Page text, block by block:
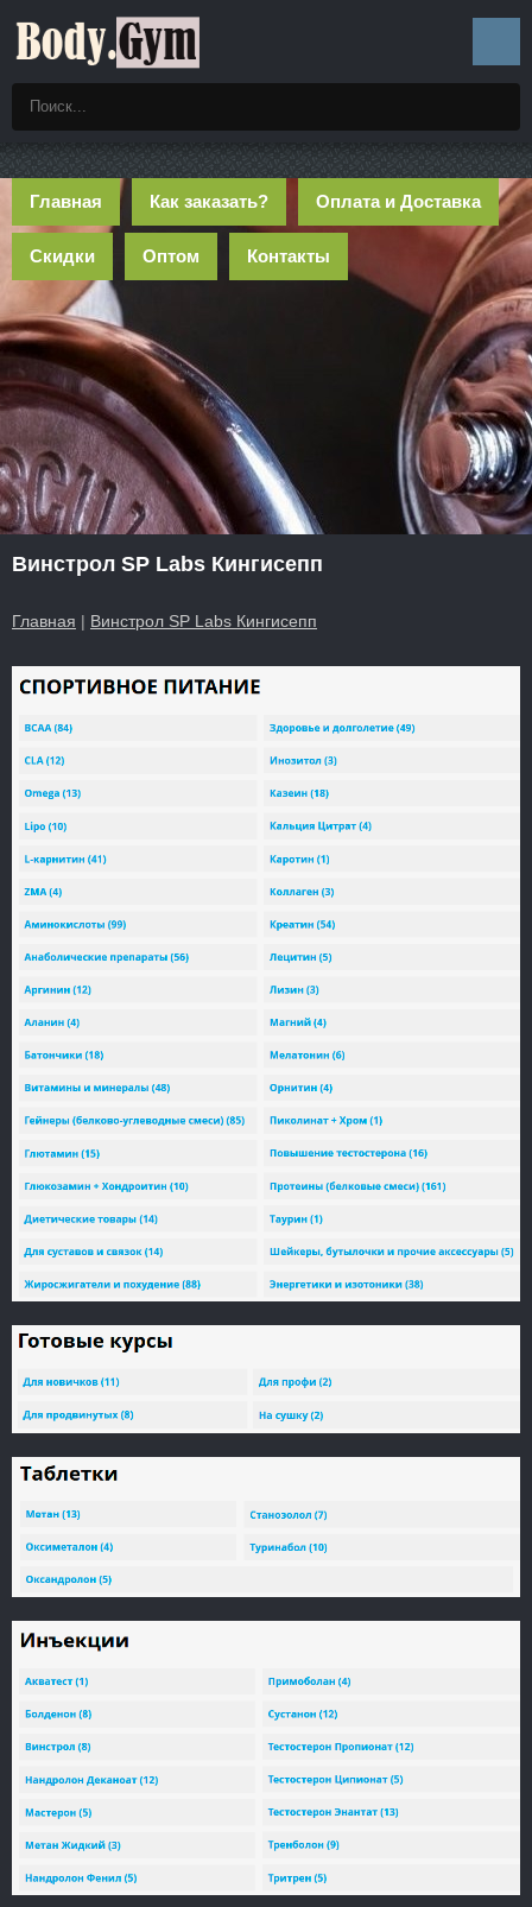
Главная Как заказать? Оплата и Доставка
Скидки Оптом Контакты
Винстрол SP Labs Кингисепп
Главная | Винстрол SP Labs Кингисепп